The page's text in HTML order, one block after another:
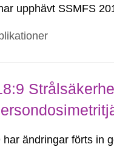
upphävt SSMFS
har ändringar förts in